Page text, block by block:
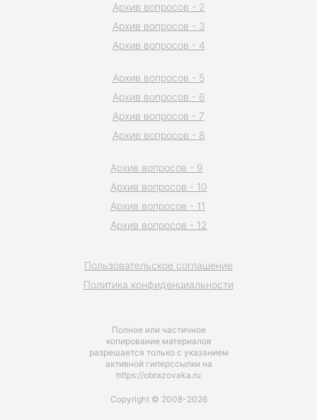
Полное или частичное
копирование материалов
разрешается только с указанием
активной гиперссылки на
https://obrazovaka.ru
Пользовательское соглашение
Политика конфиденциальности
Архив вопросов - 2
Архив вопросов - 3
Архив вопросов - 4
Архив вопросов - 5
Архив вопросов - 6
Архив вопросов - 7
Архив вопросов - 8
Архив вопросов - 9
Архив вопросов - 10
Архив вопросов - 11
Архив вопросов - 12
Copyright © 2008-2026